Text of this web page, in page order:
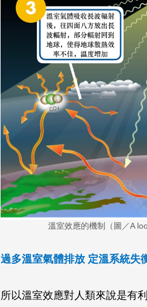
溫室效應的機制（圖／A
過多溫室氣體排放 定溫系統失
所以溫室效應對人類來說是有